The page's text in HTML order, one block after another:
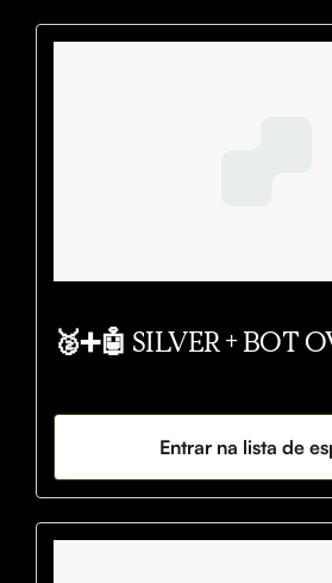
🥈➕🤖 SILVER + BOT
Entrar na lista de